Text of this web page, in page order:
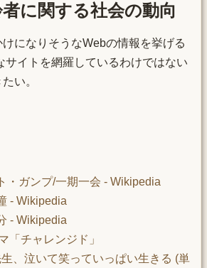
に関する社会の動向
になりそうなWebの情報を挙げる
サイトを網羅しているわけではない
い。
・ガンプ/一期一会 - Wikipedia
- Wikipedia
- Wikipedia
「チャレンジド」
、泣いて笑っていっぱい生きる (単